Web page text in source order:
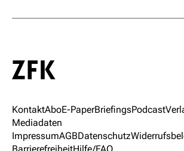
KontaktAboE-PaperBriefingsPodcast
Mediadaten
ImpressumAGBDatenschutz